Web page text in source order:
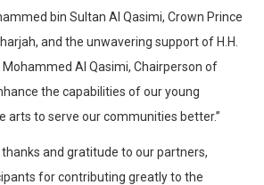
bin Sultan Al Qasimi, Crown Prince
and the unwavering support of H.H.
Al Qasimi, Chairperson of
the capabilities of our young
arts to serve our communities better.”
and gratitude to our partners,
for contributing greatly to the